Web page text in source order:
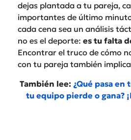
dejas plantada a tu pareja,
importantes de último
cada cena sea un análisis
no es el deporte: es tu falta
Encontrar el truco de cómo
con tu pareja también
También lee: ¿Qué pasa en
tu equipo pierde o gana?